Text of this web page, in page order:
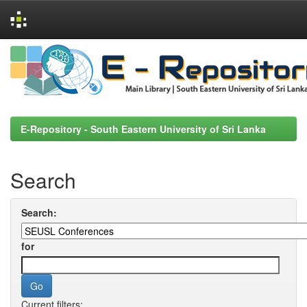
Skip
navigation
E-Repository - South Eastern University of Sri Lanka
Search
Search:
for
Current filters: